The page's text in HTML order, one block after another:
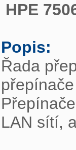
HPE
Popis:
Řada
LAN sítí,